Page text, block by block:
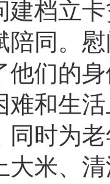
建档立
陪同。
他们的
难和生
同时为
大米、